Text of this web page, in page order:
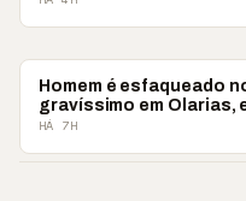
POLICIAL
Homem é esfaqueado
gravíssimo em Olarias,
HÁ 7H